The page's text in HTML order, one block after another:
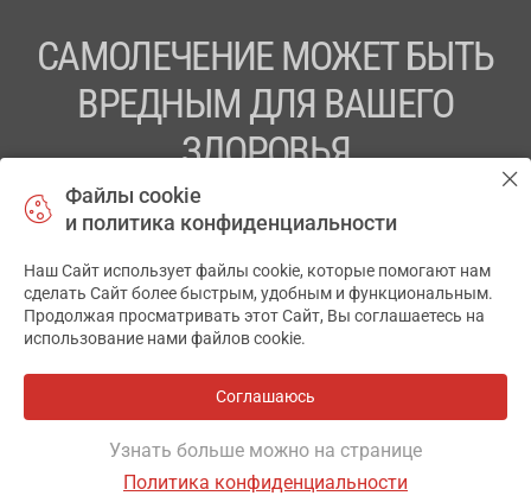
САМОЛЕЧЕНИЕ МОЖЕТ БЫТЬ
ВРЕДНЫМ ДЛЯ ВАШЕГО
ЗДОРОВЬЯ
ПЕРЕД ПРИМЕНЕНИЕМ ПРЕПАРАТА
ПРОКОНСУЛЬТИРУЙТЕСЬ С ВРАЧОМ
ТОВ «АПТЕКА 911.ЮА» Код ЄДРПОУ 43631965.
Отказ от ответственности
АПТЕКА911.ЮА
Файлы cookie
и политика конфиденциальности
Наш Сайт использует файлы cookie, которые помогают нам
сделать Сайт более быстрым, удобным и функциональным.
Продолжая просматривать этот Сайт, Вы соглашаетесь на
использование нами файлов cookie.
Соглашаюсь
Узнать больше можно на странице
Политика конфиденциальности
✕